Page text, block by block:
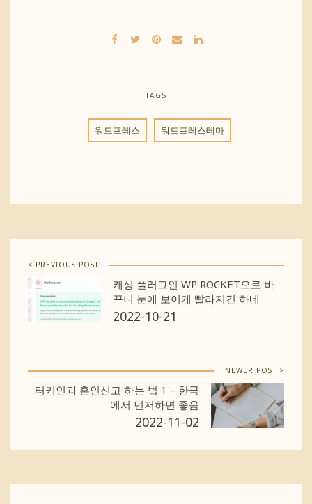
TAGS
워드프레스 워드프레스테마
< PREVIOUS POST
캐싱 플러그인 WP ROCKET으로 바
꾸니 눈에 보이게 빨라지긴 하네
2022-10-21
NEWER POST >
터키인과 혼인신고 하는 법 1 – 한국
에서 먼저하면 좋음
2022-11-02